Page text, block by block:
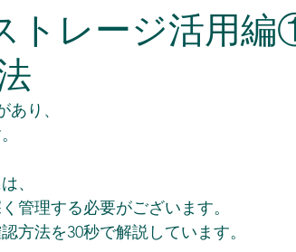
ース情報
トレージ活用
り、
、
管理する必要がございます。
方法を30秒で解説しています。